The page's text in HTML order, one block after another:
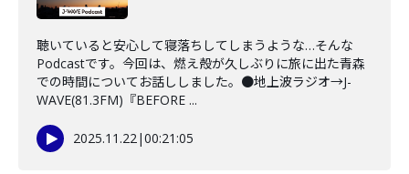
聴いていると安心して寝落ちしてしまうような…そんな
Podcastです。今回は、燃え殻が久しぶりに旅に出た青森
での時間についてお話ししました。●地上波ラジオ→J-
WAVE(81.3FM)『BEFORE ...
2025.11.22|00:21:05